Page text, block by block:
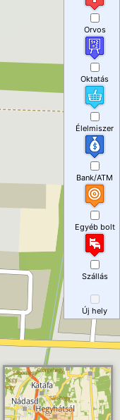
Orvos
Oktatás
Élelmiszer
Bank/ATM
Egyéb bolt
Szállás
Új hely